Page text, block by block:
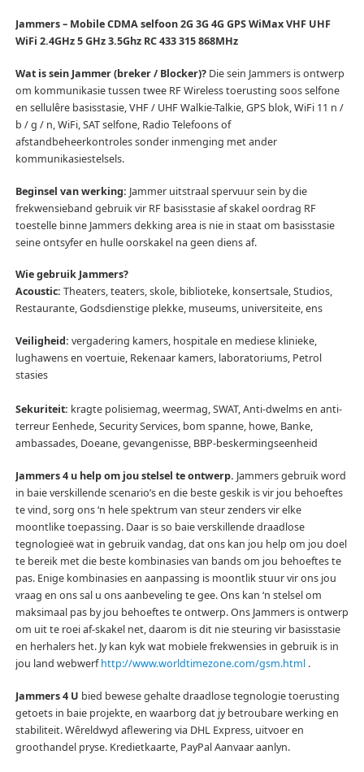
Jammers – Mobile CDMA selfoon 2G 3G 4G GPS WiMax VHF UHF
WiFi 2.4GHz 5 GHz 3.5Ghz RC 433 315 868MHz
Wat is sein Jammer (breker / Blocker)?Die sein Jammers is ontwerp
om kommunikasie tussen twee RF Wireless toerusting soos selfone
en sellulêre basisstasie, VHF / UHF Walkie-Talkie, GPS blok, WiFi 11 n /
b / g / n, WiFi, SAT selfone, Radio Telefoons of
afstandbeheerkontroles sonder inmenging met ander
kommunikasiestelsels.
Beginsel van werking: Jammer uitstraal spervuur sein by die
frekwensieband gebruik vir RF basisstasie af skakel oordrag RF
toestelle binne Jammers dekking area is nie in staat om basisstasie
seine ontsyfer en hulle oorskakel na geen diens af.
Wie gebruik Jammers?
Acoustic: Theaters, teaters, skole, biblioteke, konsertsale, Studios,
Restaurante, Godsdienstige plekke, museums, universiteite, ens
Veiligheid: vergadering kamers, hospitale en mediese klinieke,
lughawens en voertuie, Rekenaar kamers, laboratoriums, Petrol
stasies
Sekuriteit: kragte polisiemag, weermag, SWAT, Anti-dwelms en anti-
terreur Eenhede, Security Services, bom spanne, howe, Banke,
ambassades, Doeane, gevangenisse, BBP-beskermingseenheid
Jammers 4 u help om jou stelsel te ontwerp. Jammers gebruik word
in baie verskillende scenario’s en die beste geskik is vir jou behoeftes
te vind, sorg ons ‘n hele spektrum van steur zenders vir elke
moontlike toepassing. Daar is so baie verskillende draadlose
tegnologieë wat in gebruik vandag, dat ons kan jou help om jou doel
te bereik met die beste kombinasies van bands om jou behoeftes te
pas. Enige kombinasies en aanpassing is moontlik stuur vir ons jou
vraag en ons sal u ons aanbeveling te gee.Ons kan ‘n stelsel om
maksimaal pas by jou behoeftes te ontwerp.Ons Jammers is ontwerp
om uit te roei af-skakel net, daarom is dit nie steuring vir basisstasie
en herhalers het. Jy kan kyk wat mobiele frekwensies in gebruik is in
jou land webwerfhttp://www.worldtimezone.com/gsm.html.
Jammers 4 U bied bewese gehalte draadlose tegnologie toerusting
getoets in baie projekte, en waarborg dat jy betroubare werking en
stabiliteit.Wêreldwyd aflewering via DHL Express, uitvoer en
groothandel pryse. Kredietkaarte, PayPal Aanvaar aanlyn.